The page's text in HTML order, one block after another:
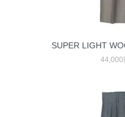
SUPER LIGHT
44,000